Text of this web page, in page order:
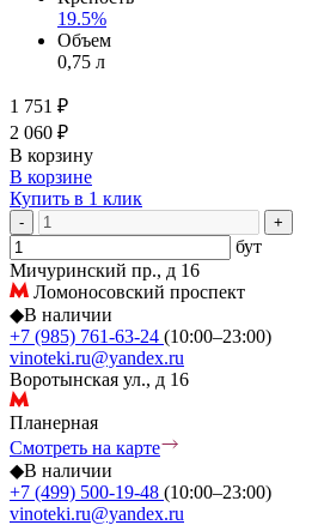
19.5%
Объем
0,75 л
1 751 ₽
2 060 ₽
В корзину
В корзине
Купить в 1 клик
- +
бут
Мичуринский пр., д 16
Ломоносовский проспект
◆В наличии
+7 (985) 761-63-24 (10:00–23:00)
vinoteki.ru@yandex.ru
Воротынская ул., д 16
Планерная
Смотреть на карте
◆В наличии
+7 (499) 500-19-48 (10:00–23:00)
vinoteki.ru@yandex.ru